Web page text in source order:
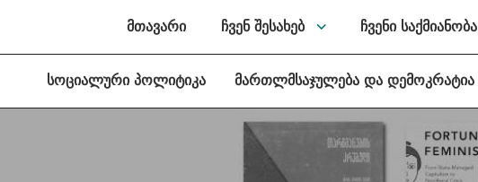
მთავარი ჩვენ შესახებ ჩვენი საქმიანობა
სოციალური პოლიტიკა მართლმსაჯულება და დემოკრატია